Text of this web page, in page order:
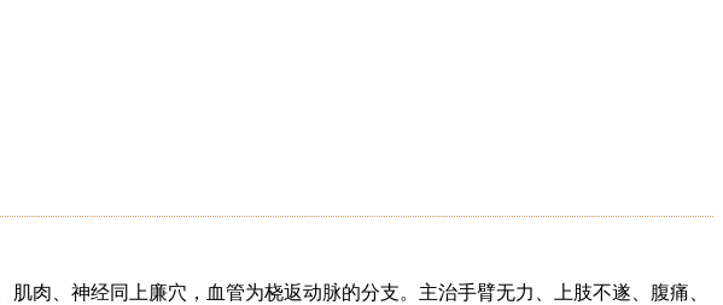
肉、神经同上廉穴，血管为桡返动脉的分支。主治手臂无力、上肢不遂、腹痛、